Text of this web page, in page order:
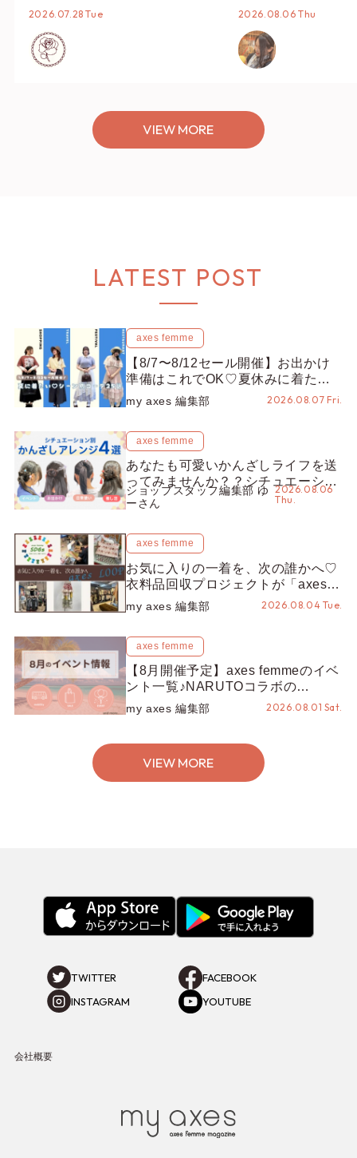
タイリング♡
2026.07.28 Tue
オススメ【ショッ
2026.08.06 Thu
VIEW MORE
LATEST POST
axes femme
【8/7〜8/12セール開催】お出かけ
準備はこれでOK♡夏休みに着たい
コーデ25選をシーン別に徹底解説！
my axes 編集部 2026.08.07 Fri.
axes femme
あなたも可愛いかんざしライフを送
ってみませんか？？シチュエーショ
ン別“かんざし”のオススメ【ショッ
プスタッフ編集部】
ショップスタッフ編集部 ゆ
ーさん
2026.08.06
Thu.
axes femme
お気に入りの一着を、次の誰かへ♡
衣料品回収プロジェクトが「axes
LOOP」にアップデート！活用する
とポイントが手に入る◎
my axes 編集部 2026.08.04 Tue.
axes femme
【8月開催予定】axes femmeのイベ
ント一覧♪NARUTOコラボの
REZEN POPUPから、プチYour
Stage.、ティーパーティまで！8月
my axes 編集部 2026.08.01 Sat.
VIEW MORE
TWITTER
FACEBOOK
INSTAGRAM
YOUTUBE
会社概要